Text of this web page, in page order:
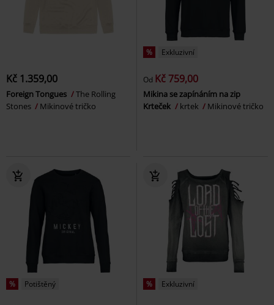
Kč 1.359,00
Foreign Tongues
The Rolling
Stones
Mikinové tričko
% Exkluzivní
Od Kč 759,00
Mikina se zapínáním na zip
Krteček
krtek Mikinové tričko
% Potištěný % Exkluzivní